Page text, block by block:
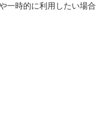
一時的に利用したい場合